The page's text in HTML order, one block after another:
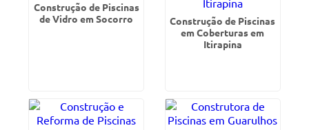
Construção de Piscinas
de Vidro em Socorro
Construção de Piscinas
em Coberturas em
Itirapina